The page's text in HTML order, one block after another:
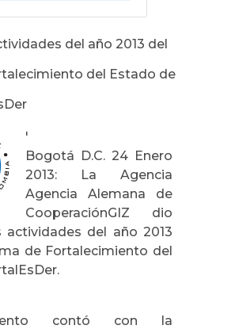
del año 2013 del
del Estado de
'
Bogotá D.C. 24 Enero
2013: La Agencia
Agencia Alemana de
CooperaciónGIZ dio
actividades del año 2013
de Fortalecimiento del
contó con la